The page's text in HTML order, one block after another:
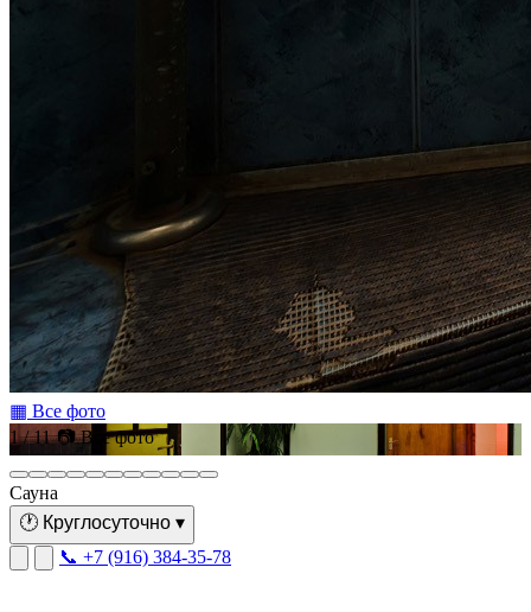
▦ Все фото
1 / 11 📷 Все фото
Сауна
🕐 Круглосуточно ▾
📞 +7 (916) 384-35-78